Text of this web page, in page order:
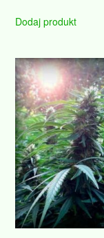
Dodaj produkt